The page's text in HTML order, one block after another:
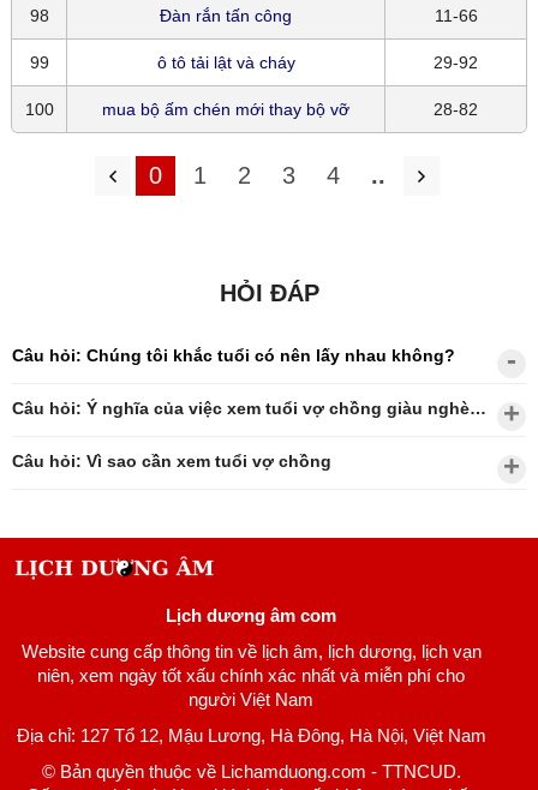
98 Đàn rắn tấn công 11-66
99 ô tô tải lật và cháy 29-92
100 mua bộ ấm chén mới thay bộ vỡ 28-82
0 1 2 3 4 ..
HỎI ĐÁP
Câu hỏi: Chúng tôi khắc tuổi có nên lấy nhau không?
Câu hỏi: Ý nghĩa của việc xem tuổi vợ chồng giàu nghèo?
Câu hỏi: Vì sao cần xem tuổi vợ chồng
Lịch dương âm com
Website cung cấp thông tin về lịch âm, lịch dương, lịch vạn
niên, xem ngày tốt xấu chính xác nhất và miễn phí cho
người Việt Nam
Địa chỉ: 127 Tổ 12, Mậu Lương, Hà Đông, Hà Nội, Việt Nam
© Bản quyền thuộc về Lichamduong.com - TTNCUD.